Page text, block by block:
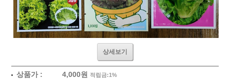
상세보기
상품가 : 4,000원 적립금:1%